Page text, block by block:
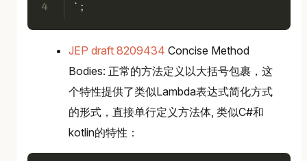
4
`;
JEP draft 8209434 Concise Method
Bodies: 正常的方法定义以大括号包裹，这
个特性提供了类似Lambda表达式简化方式
的形式，直接单行定义方法体, 类似C#和
kotlin的特性：